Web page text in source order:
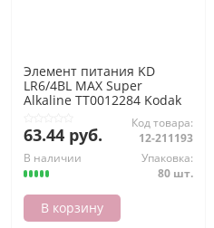
Элемент питания KD
LR6/4BL MAX Super
Alkaline ТТ0012284 Kodak
63.44 руб.
Код товара:
12-211193
В наличии
Упаковка:
80 шт.
В корзину